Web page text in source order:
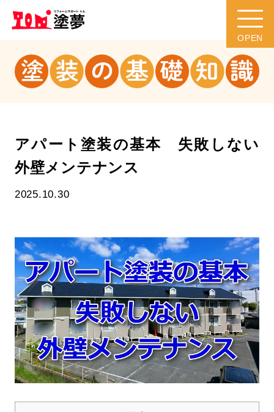
アパート塗装の基本 失敗しない
外壁メンテナンス
2025.10.30